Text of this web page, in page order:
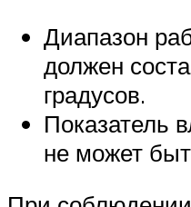
Диапазон
должен
градусов.
Показатель
не может